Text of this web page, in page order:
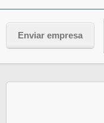
Enviar empresa